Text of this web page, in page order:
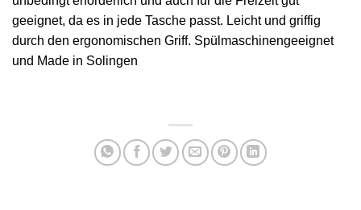
geeignet, da es in jede Tasche passt. Leicht und griffig
durch den ergonomischen Griff. Spülmaschinengeeignet
und Made in Solingen